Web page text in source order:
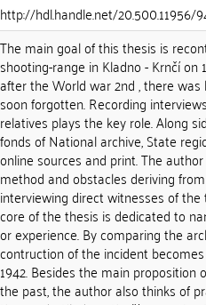
http://hdl.handle.net/20.500.11956/
The main goal of this thesis is
shooting-range in Kladno - Krnčí on
after the World war 2nd , there
soon forgotten. Recording
relatives plays the key role. Along
fonds of National archive, State
online sources and print. The
method and obstacles deriving
interviewing direct witnesses of
core of the thesis is dedicated to
or experience. By comparing the
contruction of the incident
1942. Besides the main
the past, the author also thinks of